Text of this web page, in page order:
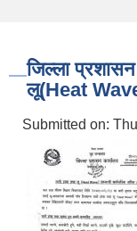
जिल्ला प्रशासन
लू(Heat
Submitted on: